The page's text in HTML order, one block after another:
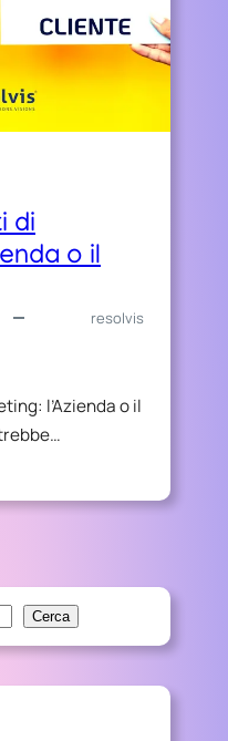
di
o il
resolvis
l’Azienda o il
Cerca